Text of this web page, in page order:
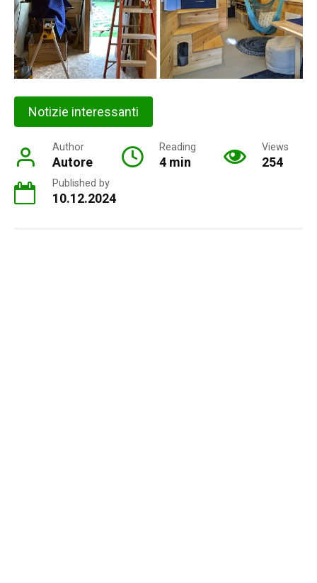
Notizie interessanti
Author
Autore
Reading
4 min
Views
254
Published by
10.12.2024